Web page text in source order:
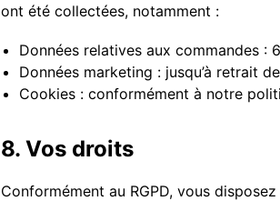
ont été collectées, notamment :
Données relatives aux commandes :
Données marketing : jusqu’à retrait
Cookies : conformément à notre
8. Vos droits
Conformément au RGPD, vous